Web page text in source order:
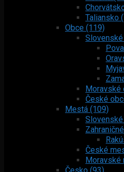
Taliansko
Obce (119)
Moravské
České
Mestá (109)
České
Moravské